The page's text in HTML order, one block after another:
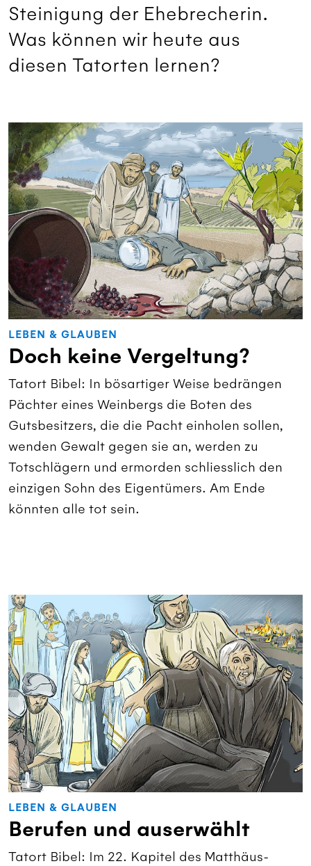
Steinigung der Ehebrecherin.
Was können wir heute aus
diesen Tatorten lernen?
LEBEN & GLAUBEN
Doch keine Vergeltung?
Tatort Bibel: In bösartiger Weise bedrängen
Pächter eines Weinbergs die Boten des
Gutsbesitzers, die die Pacht einholen sollen,
wenden Gewalt gegen sie an, werden zu
Totschlägern und ermorden schliesslich den
einzigen Sohn des Eigentümers. Am Ende
könnten alle tot sein.
LEBEN & GLAUBEN
Berufen und auserwählt
Tatort Bibel: Im 22. Kapitel des Matthäus-